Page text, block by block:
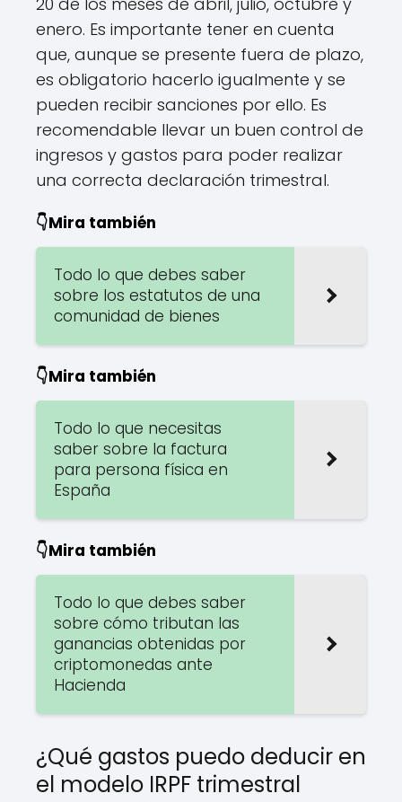
enero. Es importante tener en cuenta
que, aunque se presente fuera de plazo,
es obligatorio hacerlo igualmente y se
pueden recibir sanciones por ello. Es
recomendable llevar un buen control de
ingresos y gastos para poder realizar
una correcta declaración trimestral.
👇Mira también
Todo lo que debes saber
sobre los estatutos de una
comunidad de bienes
👇Mira también
Todo lo que necesitas
saber sobre la factura
para persona física en
España
👇Mira también
Todo lo que debes saber
sobre cómo tributan las
ganancias obtenidas por
criptomonedas ante
Hacienda
¿Qué gastos puedo deducir en
el modelo IRPF trimestral